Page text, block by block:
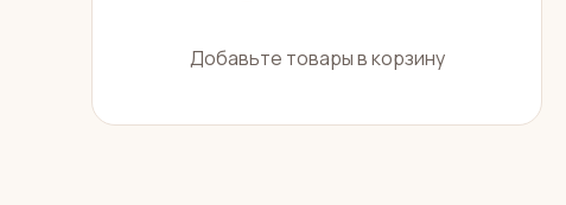
Добавьте товары в корзину